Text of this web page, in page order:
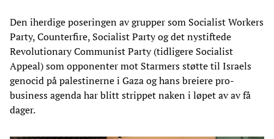
Den iherdige poseringen av grupper som Socialist Workers
Party, Counterfire, Socialist Party og det nystiftede
Revolutionary Communist Party (tidligere Socialist
Appeal) som opponenter mot Starmers støtte til Israels
genocid på palestinerne i Gaza og hans breiere pro-
business agenda har blitt strippet naken i løpet av av få
dager.